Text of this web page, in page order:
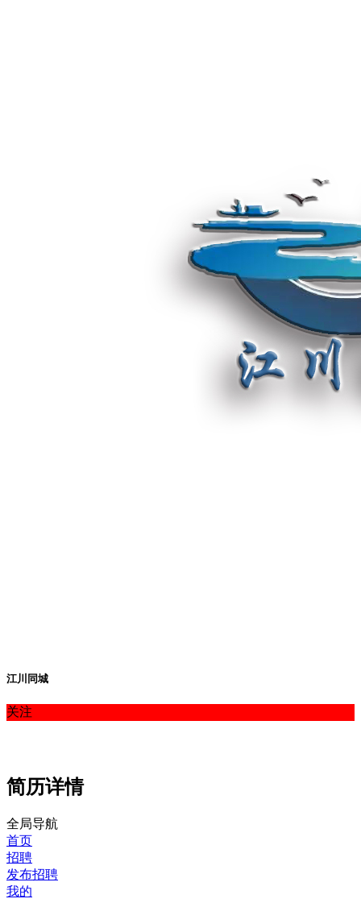
江川同城
关注
简历详情
全局导航
首页
招聘
发布招聘
我的